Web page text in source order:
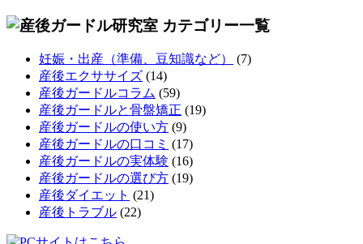
妊娠・出産（準備、豆知識など）
(7)
産後エクササイズ (14)
産後ガードルコラム (59)
産後ガードルと骨盤矯正 (19)
産後ガードルの使い方 (9)
産後ガードルの口コミ (17)
産後ガードルの実体験 (16)
産後ガードルの選び方 (19)
産後ダイエット (21)
産後トラブル (22)